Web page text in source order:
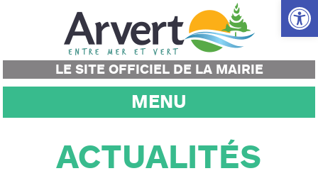
Ouvrir
LE SITE OFFICIEL DE LA MAIRIE
MENU
ACTUALITÉS